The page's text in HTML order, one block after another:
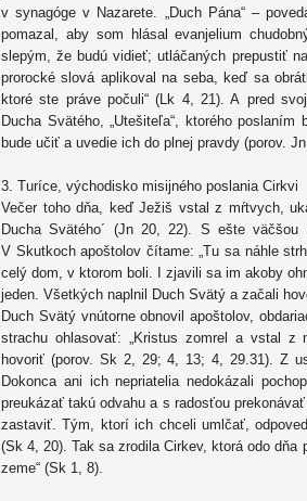
v synagóge v Nazarete. „Duch Pána“ –
pomazal, aby som hlásal evanjelium
slepým, že budú vidieť; utláčaných prepustiť
prorocké slová aplikoval na seba, keď sa
ktoré ste práve počuli“ (Lk 4, 21). A pred
Ducha Svätého, „Utešiteľa“, ktorého
bude učiť a uvedie ich do plnej pravdy (porov.
3. Turíce, východisko misijného poslania Cirkvi
Večer toho dňa, keď Ježiš vstal z mŕtvych,
Ducha Svätého´ (Jn 20, 22). S ešte
V Skutkoch apoštolov čítame: „Tu sa náhle
celý dom, v ktorom boli. I zjavili sa im akoby
jeden. Všetkých naplnil Duch Svätý a začali
Duch Svätý vnútorne obnovil apoštolov,
strachu ohlasovať: „Kristus zomrel a vstal z
hovoriť (porov. Sk 2, 29; 4, 13; 4, 29.31). Z
Dokonca ani ich nepriatelia nedokázali
preukázať takú odvahu a s radosťou
zastaviť. Tým, ktorí ich chceli umlčať,
(Sk 4, 20). Tak sa zrodila Cirkev, ktorá odo
zeme“ (Sk 1, 8).